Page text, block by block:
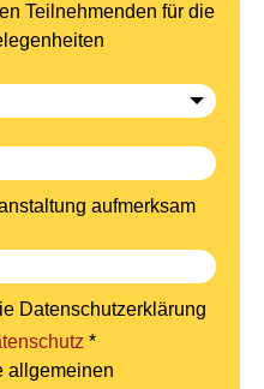
Teilnehmenden für die
aufmerksam
Datenschutzerklärung
*
allgemeinen